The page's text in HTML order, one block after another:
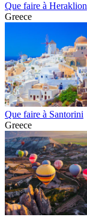
Que faire à Heraklion
Greece
Que faire à Santorini
Greece